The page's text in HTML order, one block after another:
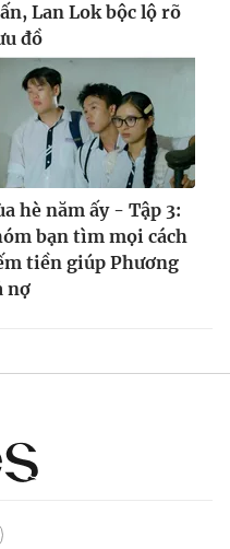
Lan Lok bộc lộ rõ
đồ
hè năm ấy - Tập 3:
bạn tìm mọi cách
tiền giúp Phương
nợ